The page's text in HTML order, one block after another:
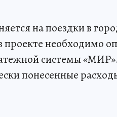
на поездки в
проекте необходимо
системы
понесенные